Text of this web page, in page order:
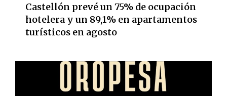
Castellón prevé un 75% de ocupación
hotelera y un 89,1% en apartamentos
turísticos en agosto